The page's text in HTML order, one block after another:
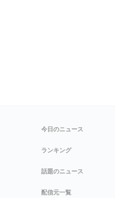
今日のニュース
ランキング
話題のニュース
配信元一覧